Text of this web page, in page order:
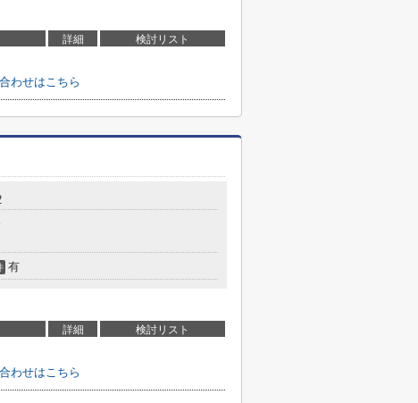
詳細 検討リスト
わせはこちら
有
詳細 検討リスト
わせはこちら